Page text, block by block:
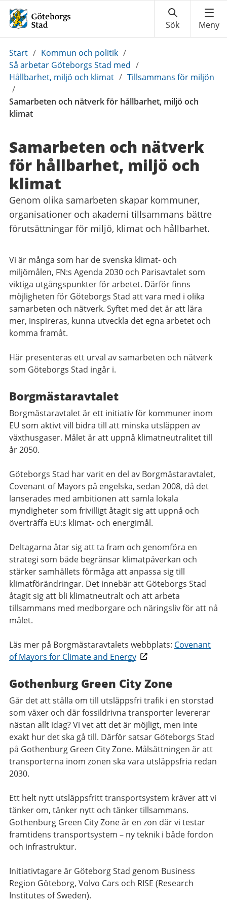
Du
är
här:
Start / Kommun och politik /
Så arbetar Göteborgs Stad med /
Hållbarhet, miljö och klimat / Tillsammans för miljön
/
Samarbeten och nätverk för hållbarhet, miljö och
klimat
Samarbeten och nätverk
för hållbarhet, miljö och
klimat
Genom olika samarbeten skapar kommuner,
organisationer och akademi tillsammans bättre
förutsättningar för miljö, klimat och hållbarhet.
Vi är många som har de svenska klimat- och
miljömålen, FN:s Agenda 2030 och Parisavtalet som
viktiga utgångspunkter för arbetet. Därför finns
möjligheten för Göteborgs Stad att vara med i olika
samarbeten och nätverk. Syftet med det är att lära
mer, inspireras, kunna utveckla det egna arbetet och
komma framåt.
Här presenteras ett urval av samarbeten och nätverk
som Göteborgs Stad ingår i.
Borgmästaravtalet
Borgmästaravtalet är ett initiativ för kommuner inom
EU som aktivt vill bidra till att minska utsläppen av
växthusgaser. Målet är att uppnå klimatneutralitet till
år 2050.
Göteborgs Stad har varit en del av Borgmästaravtalet,
Covenant of Mayors på engelska, sedan 2008, då det
lanserades med ambitionen att samla lokala
myndigheter som frivilligt åtagit sig att uppnå och
överträffa EU:s klimat- och energimål.
Deltagarna åtar sig att ta fram och genomföra en
strategi som både begränsar klimatpåverkan och
stärker samhällets förmåga att anpassa sig till
klimatförändringar. Det innebär att Göteborgs Stad
åtagit sig att bli klimatneutralt och att arbeta
tillsammans med medborgare och näringsliv för att nå
målet.
Läs mer på Borgmästaravtalets webbplats: Covenant
of Mayors for Climate and Energy
Gothenburg Green City Zone
Går det att ställa om till utsläppsfri trafik i en storstad
som växer och där fossildrivna transporter levererar
nästan allt idag? Vi vet att det är möjligt, men inte
exakt hur det ska gå till. Därför satsar Göteborgs Stad
på Gothenburg Green City Zone. Målsättningen är att
transporterna inom zonen ska vara utsläppsfria redan
2030.
Ett helt nytt utsläppsfritt transportsystem kräver att vi
tänker om, tänker nytt och tänker tillsammans.
Gothenburg Green City Zone är en zon där vi testar
framtidens transportsystem – ny teknik i både fordon
och infrastruktur.
Initiativtagare är Göteborg Stad genom Business
Region Göteborg, Volvo Cars och RISE (Research
Institutes of Sweden).